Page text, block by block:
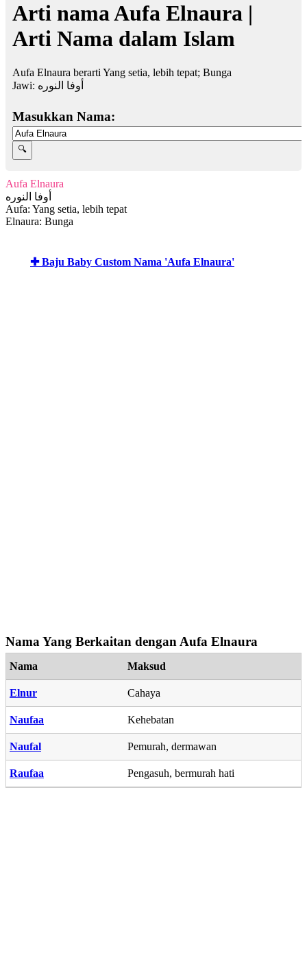
Arti nama Aufa Elnaura |
Arti Nama dalam Islam
Aufa Elnaura berarti Yang setia, lebih tepat; Bunga
Jawi: أوفا النوره
Masukkan Nama:
Aufa Elnaura
أوفا النوره
Aufa: Yang setia, lebih tepat
Elnaura: Bunga
✚ Baju Baby Custom Nama 'Aufa Elnaura'
Nama Yang Berkaitan dengan Aufa Elnaura
Nama Maksud
Elnur Cahaya
Naufaa Kehebatan
Naufal Pemurah, dermawan
Raufaa Pengasuh, bermurah hati